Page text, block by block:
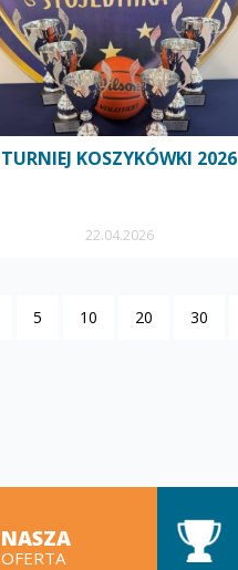
TURNIEJ KOSZYKÓWKI 2026
22.04.2026
5 10 20 30
NASZA
OFERTA